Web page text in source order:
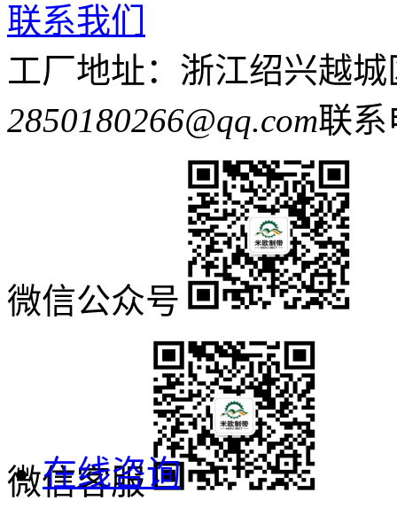
联系我们
工厂地址：浙江绍兴越
2850180266@qq.com联系
微信公众号
微信客服
在线咨询